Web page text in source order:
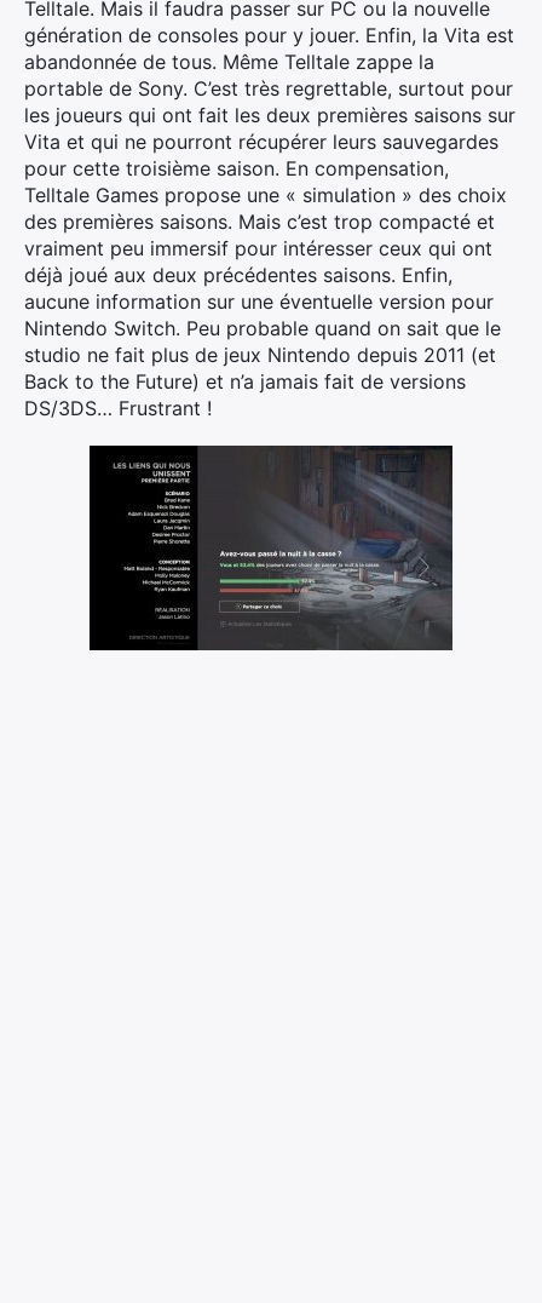
Telltale. Mais il faudra passer sur PC ou la nouvelle
génération de consoles pour y jouer. Enfin, la Vita est
abandonnée de tous. Même Telltale zappe la
portable de Sony. C’est très regrettable, surtout pour
les joueurs qui ont fait les deux premières saisons sur
Vita et qui ne pourront récupérer leurs sauvegardes
pour cette troisième saison. En compensation,
Telltale Games propose une « simulation » des choix
des premières saisons. Mais c’est trop compacté et
vraiment peu immersif pour intéresser ceux qui ont
déjà joué aux deux précédentes saisons. Enfin,
aucune information sur une éventuelle version pour
Nintendo Switch. Peu probable quand on sait que le
studio ne fait plus de jeux Nintendo depuis 2011 (et
Back to the Future) et n’a jamais fait de versions
DS/3DS… Frustrant !